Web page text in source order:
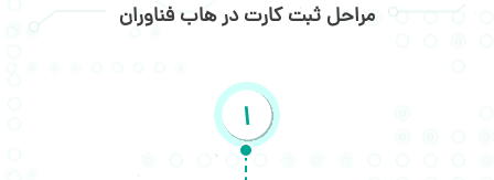
مراحل ثبت کارت در هاب فناوران
1